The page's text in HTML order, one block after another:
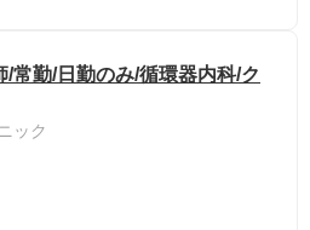
/常勤/日勤のみ/循環器内科/ク
ック